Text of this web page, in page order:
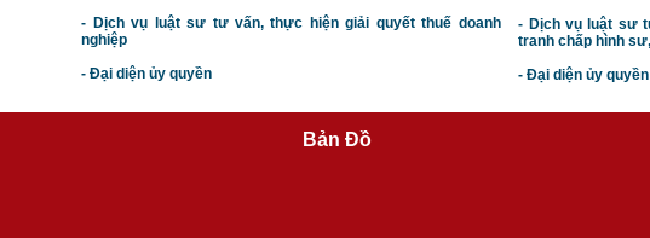
- Dịch vụ luật sư tư vấn, thực hiện giải quyết thuế doanh
nghiệp
- Đại diện ủy quyền
- Dịch vụ luật sư
tranh chấp hình
- Đại diện ủy
Bản Đồ